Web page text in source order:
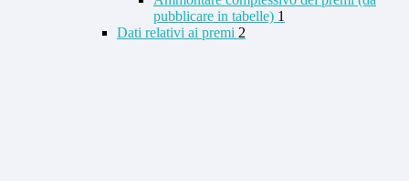
pubblicare in tabelle) 1
Dati relativi ai premi 2